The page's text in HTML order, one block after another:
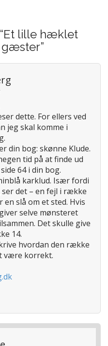
Et lille hæklet
gæster”
dette. For ellers ved
jeg skal komme i
din bog: skønne Klude.
tid på at finde ud
64 i din bog.
karklud. Især fordi
det – en fejl i række
en slå om et sted. Hvis
selve mønsteret
Det skulle give
14.
hvordan den række
være korrekt.